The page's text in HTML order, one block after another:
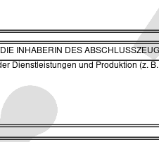
INHABERIN DES
Dienstleistungen und Produktion (z.